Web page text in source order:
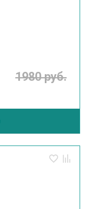
1980 руб.